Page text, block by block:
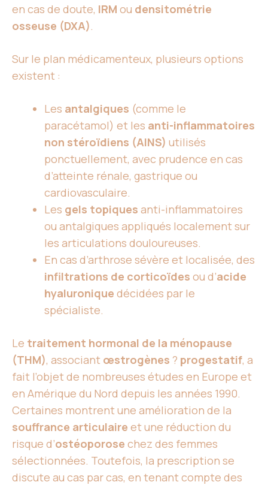
en cas de doute, IRM ou densitométrie
osseuse (DXA).
Sur le plan médicamenteux, plusieurs options
existent :
Les antalgiques (comme le
paracétamol) et les anti-inflammatoires
non stéroïdiens (AINS) utilisés
ponctuellement, avec prudence en cas
d’atteinte rénale, gastrique ou
cardiovasculaire.
Les gels topiques anti-inflammatoires
ou antalgiques appliqués localement sur
les articulations douloureuses.
En cas d’arthrose sévère et localisée, des
infiltrations de corticoïdes ou d’acide
hyaluronique décidées par le
spécialiste.
Le traitement hormonal de la ménopause
(THM), associant œstrogènes ? progestatif, a
fait l’objet de nombreuses études en Europe et
en Amérique du Nord depuis les années 1990.
Certaines montrent une amélioration de la
souffrance articulaire et une réduction du
risque d’ostéoporose chez des femmes
sélectionnées. Toutefois, la prescription se
discute au cas par cas, en tenant compte des